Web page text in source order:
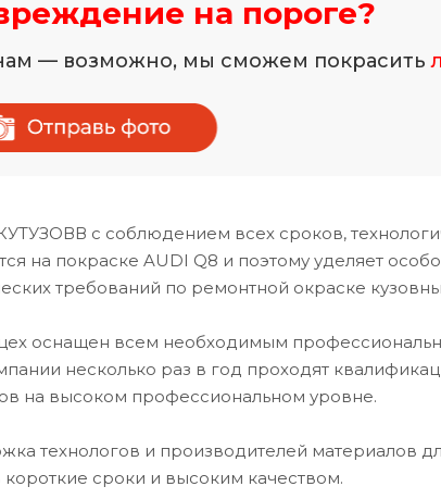
на пороге?
— возможно, мы сможем покрасить
с соблюдением всех сроков,
на покраске AUDI Q8 и поэтому уделяет
требований по ремонтной окраске
оснащен всем необходимым
несколько раз в год проходят
на высоком профессиональном уровне.
технологов и производителей материалов
сроки и высоким качеством.